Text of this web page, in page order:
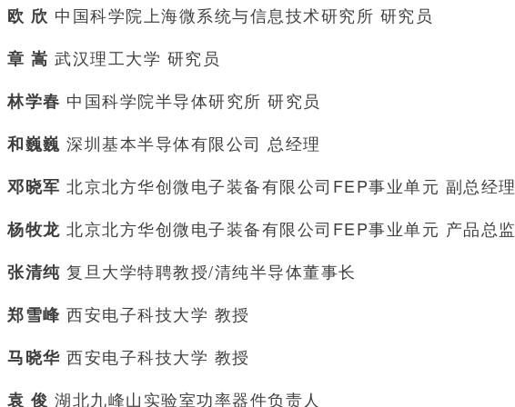
欧 欣 中国科学院上海微系统与信息技术研究所 研究员
章 嵩 武汉理工大学 研究员
林学春 中国科学院半导体研究所 研究员
和巍巍 深圳基本半导体有限公司 总经理
邓晓军 北京北方华创微电子装备有限公司FEP事业单元 副总经理
杨牧龙 北京北方华创微电子装备有限公司FEP事业单元 产品总监
张清纯 复旦大学特聘教授/清纯半导体董事长
郑雪峰 西安电子科技大学 教授
马晓华 西安电子科技大学 教授
袁 俊 湖北九峰山实验室功率器件负责人